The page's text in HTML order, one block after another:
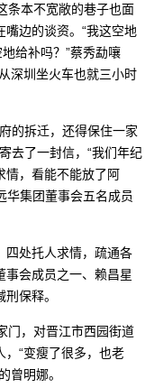
条本不宽敞的巷子也面
边的谈资。“我这空地
给补吗？”蔡秀勐嚷
深圳坐火车也就三小时
的拆迁，还得保住一家
去了一封信，“我们年纪
情，看能不能放了阿
华集团董事会五名成员
四处托人求情，疏通各
事会成员之一、赖昌星
保释。
门，对晋江市西园街道
，“变瘦了很多，也老
曾明娜。